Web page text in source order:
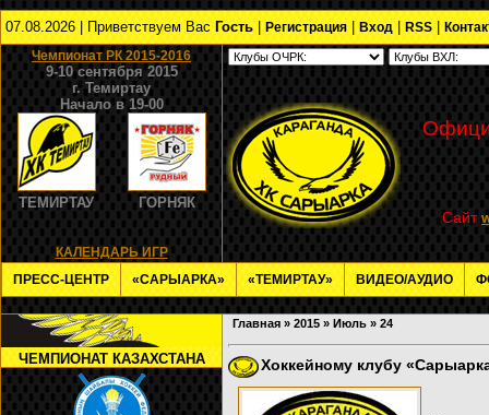
07.08.2026 | Приветствуем Вас Гость Регистрация Вход RSS
Чемпионат РК 2015-2016
9-10 сентября 2015
г. Темиртау
Начало в 19-00
ТЕМИРТАУ ГОРНЯК
КАЛЕНДАРЬ ИГР
Сайт
ПРЕСС-ЦЕНТР «САРЫАРКА» «ТЕМИРТАУ» ВИДЕО/АУДИО
ЧЕМПИОНАТ КАЗАХСТАНА
Главная » 2015 » Июль » 24
Хоккейному клубу